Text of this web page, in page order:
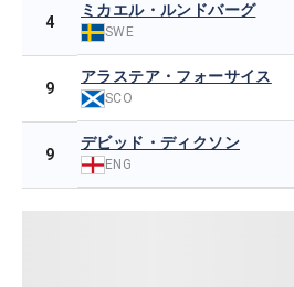
4
ミカエル・ルンドバーグ
SWE
9
アラステア・フォーサイス
SCO
9
デビッド・ディクソン
ENG